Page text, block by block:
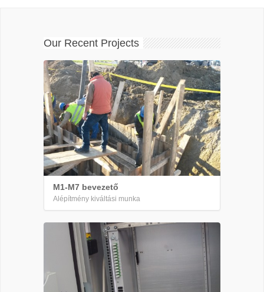
Our Recent Projects
M1-M7 bevezető
Alépítmény kiváltási munka